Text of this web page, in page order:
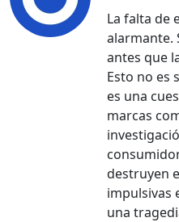
La falta de
alarmante.
antes que
Esto no es
es una
marcas
destruyen
impulsivas
una